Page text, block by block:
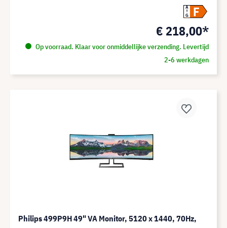
A
G
F
€ 218,00*
Op voorraad. Klaar voor onmiddellijke verzending. Levertijd
2-6 werkdagen
Philips 499P9H 49" VA Monitor, 5120 x 1440, 70Hz,